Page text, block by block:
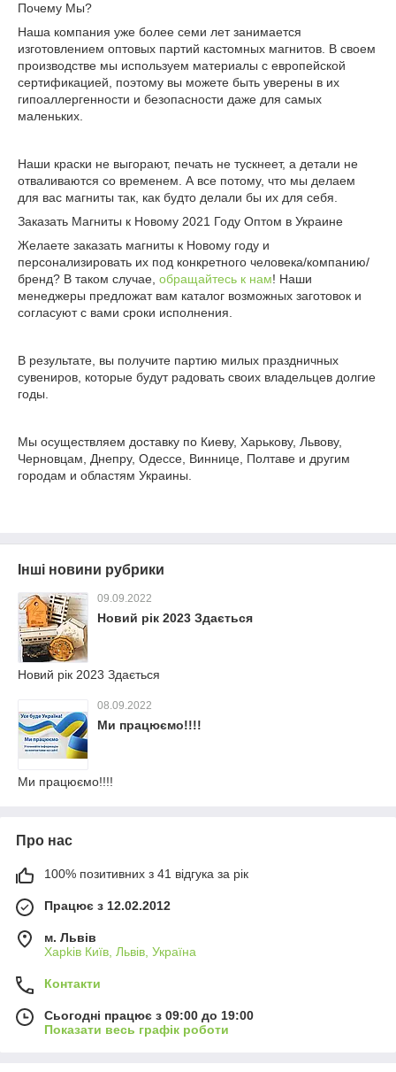
Почему Мы?
Наша компания уже более семи лет занимается
изготовлением оптовых партий кастомных магнитов. В своем
производстве мы используем материалы с европейской
сертификацией, поэтому вы можете быть уверены в их
гипоаллергенности и безопасности даже для самых
маленьких.
Наши краски не выгорают, печать не тускнеет, а детали не
отваливаются со временем. А все потому, что мы делаем
для вас магниты так, как будто делали бы их для себя.
Заказать Магниты к Новому 2021 Году Оптом в Украине
Желаете заказать магниты к Новому году и
персонализировать их под конкретного человека/компанию/
бренд? В таком случае, обращайтесь к нам! Наши
менеджеры предложат вам каталог возможных заготовок и
согласуют с вами сроки исполнения.
В результате, вы получите партию милых праздничных
сувениров, которые будут радовать своих владельцев долгие
годы.
Мы осуществляем доставку по Киеву, Харькову, Львову,
Черновцам, Днепру, Одессе, Виннице, Полтаве и другим
городам и областям Украины.
Інші новини рубрики
09.09.2022
Новий рік 2023 Здається
Новий рік 2023 Здається
08.09.2022
Ми працюємо!!!!
Ми працюємо!!!!
Про нас
100% позитивних з 41 відгука за рік
Працює з 12.02.2012
м. Львів
Харkiв Київ, Львів, Україна
Контакти
Сьогодні працює з 09:00 до 19:00
Показати весь графік роботи